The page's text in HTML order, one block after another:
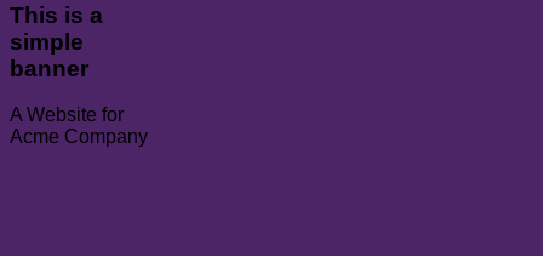
This is a
simple
banner
A Website for
Acme Company